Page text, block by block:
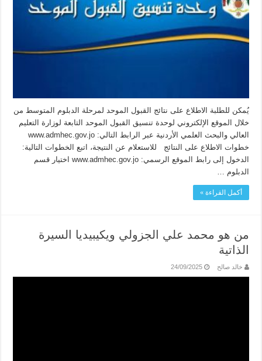
يُمكن للطلبة الاطلاع على نتائج القبول الموحد لمرحلة الدبلوم المتوسط من
خلال الموقع الإلكتروني لوحدة تنسيق القبول الموحد التابعة لوزارة التعليم
خطوات الاطلاع على النتائج للاستعلام عن النتيجة، اتبع الخطوات التالية:
الدخول إلى رابط الموقع الرسمي: www.admhec.gov.jo اختيار قسم
الدبلوم …
أكمل القراءة »
من هو محمد علي الجزولي ويكيبيديا السيرة
الذاتية
خالد صالح 24/09/2025